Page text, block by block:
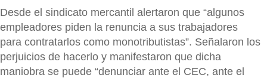
Desde el sindicato mercantil alertaron que “algunos
empleadores piden la renuncia a sus trabajadores
para contratarlos como monotributistas”. Señalaron los
perjuicios de hacerlo y manifestaron que dicha
maniobra se puede “denunciar ante el CEC, ante el